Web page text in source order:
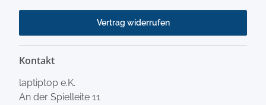
Vertrag widerrufen
Kontakt
laptiptop e.K.
An der Spielleite 11